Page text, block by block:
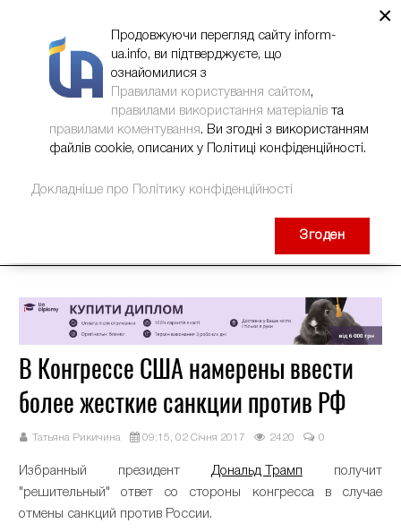
В Конгрессе США намерены ввести
более жесткие санкции против РФ
Татьяна Рикичина 09:15, 02 Січня 2017 2420 0
Избранный президент Дональд Трамп получит
"решительный" ответ со стороны конгресса в случае
отмены санкций против России.
×
Продовжуючи перегляд сайту inform-
ua.info, ви підтверджуєте, що
ознайомилися з
Правилами користування сайтом,
правилами використання матеріалів та
правилами коментування. Ви згодні з використанням
файлів cookie, описаних у Політиці конфіденційності.
Докладніше про Політику конфіденційності
Згоден